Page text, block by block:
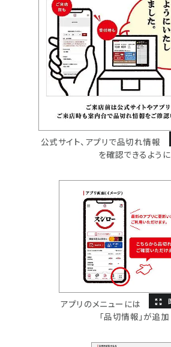
公式サイト、アプリで品切れ情報
を確認できるように
アプリのメニューには
「品切情報」が追加